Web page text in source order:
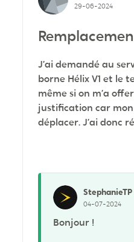
29-06-2024
J’ai demandé au
borne Hélix V1 et le
même si on m’a
justification car mon
déplacer. J’ai donc
StephanieTP
04-07-2024
Bonjour !